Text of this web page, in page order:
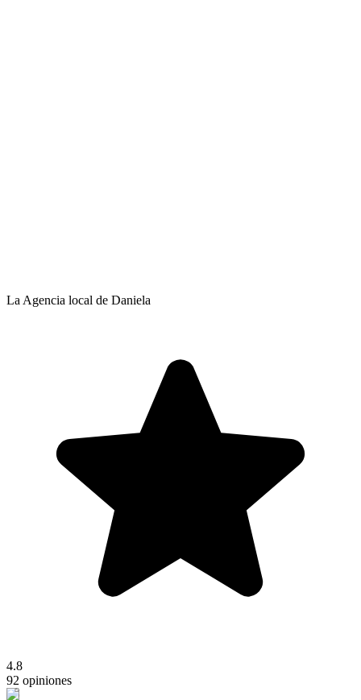
La Agencia local de Daniela
4.8
92 opiniones